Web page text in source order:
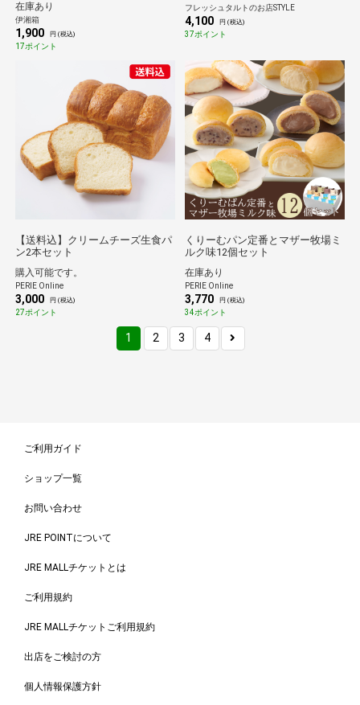
在庫あり
伊湘箱
1,900 円 (税込)
17ポイント
フレッシュタルトのお店STYLE
4,100 円 (税込)
37ポイント
【送料込】クリームチーズ生食パ
ン2本セット
購入可能です。
PERIE Online
3,000 円 (税込)
27ポイント
くりーむパン定番とマザー牧場ミ
ルク味12個セット
在庫あり
PERIE Online
3,770 円 (税込)
34ポイント
1 2 3 4
ご利用ガイド
ショップ一覧
お問い合わせ
JRE POINTについて
JRE MALLチケットとは
ご利用規約
JRE MALLチケットご利用規約
出店をご検討の方
個人情報保護方針